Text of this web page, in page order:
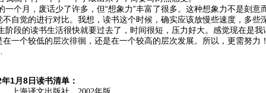
月，废话少了许多，但“想象力”丰富了很多。这种想象力不是刻意
自觉的进行对比。我想，读书这个时候，确实应该放慢些速度，多些
的读书生活很快就要过去了，时间很短，压力好大。感觉现在是我
一个较低的层次徘徊，还是在一个较高的层次发展。所以，更需努
1月8日读书清单：